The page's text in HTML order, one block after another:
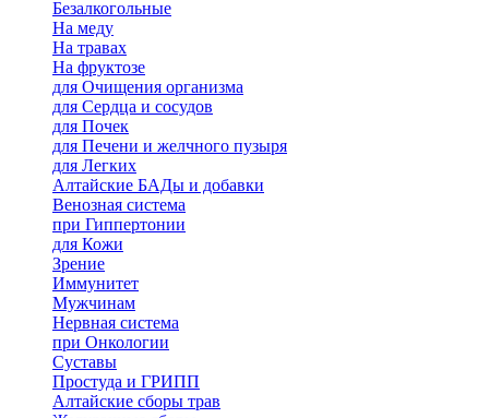
Безалкогольные
На меду
На травах
На фруктозе
для Очищения организма
для Сердца и сосудов
для Почек
для Печени и желчного пузыря
для Легких
Алтайские БАДы и добавки
Венозная система
при Гиппертонии
для Кожи
Зрение
Иммунитет
Мужчинам
Нервная система
при Онкологии
Суставы
Простуда и ГРИПП
Алтайские сборы трав